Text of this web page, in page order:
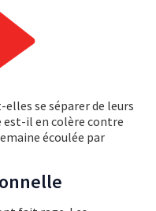
se séparer de leurs
est-il en colère contre
écoulée par